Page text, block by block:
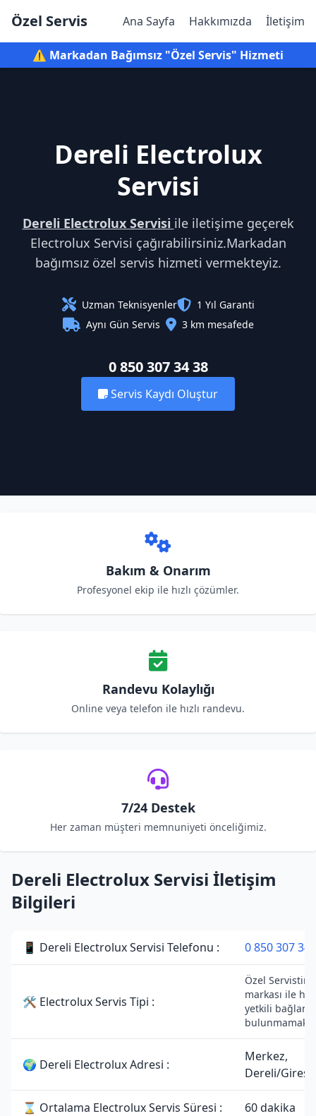
Özel Servis Ana Sayfa Hakkımızda İletişim
⚠️ Markadan Bağımsız "Özel Servis" Hizmeti
Dereli Electrolux
Servisi
Dereli Electrolux Servisi ile iletişime geçerek
Electrolux Servisi çağırabilirsiniz.Markadan
bağımsız özel servis hizmeti vermekteyiz.
Uzman Teknisyenler
1 Yıl Garanti
Aynı Gün Servis
3 km mesafede
0 850 307 34 38
Servis Kaydı Oluştur
Bakım & Onarım
Profesyonel ekip ile hızlı çözümler.
Randevu Kolaylığı
Online veya telefon ile hızlı randevu.
7/24 Destek
Her zaman müşteri memnuniyeti önceliğimiz.
Dereli Electrolux Servisi İletişim
Bilgileri
📱 Dereli Electrolux Servisi Telefonu : 0 850 307 34
🛠 Electrolux Servis Tipi :
Özel Servistir.
markası ile
yetkili
🌍 Dereli Electrolux Adresi :
Merkez,
Dereli/
⌛ Ortalama Electrolux Servis Süresi : 60 dakika